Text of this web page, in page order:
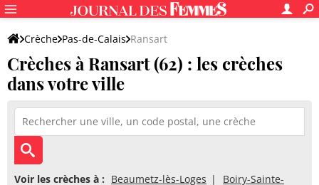
Crèche Pas-de-Calais Ransart
Crèches à Ransart (62) : les crèches
dans votre ville
Voir les crèches à : Beaumetz-lès-Loges
Boiry-Sainte-